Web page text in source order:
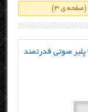
(صفحه ی 3)
دانلود Crimson Music Player Pro 3.9.1 پلیر صوتی قدرتمند